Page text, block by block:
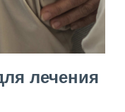
лечения